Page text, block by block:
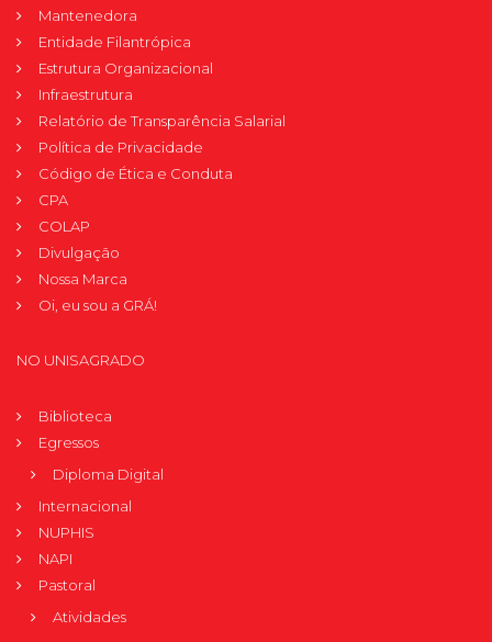
Mantenedora
Entidade Filantrópica
Estrutura Organizacional
Infraestrutura
Relatório de Transparência Salarial
Política de Privacidade
Código de Ética e Conduta
CPA
COLAP
Divulgação
Nossa Marca
Oi, eu sou a GRÁ!
NO UNISAGRADO
Biblioteca
Egressos
Diploma Digital
Internacional
NUPHIS
NAPI
Pastoral
Atividades